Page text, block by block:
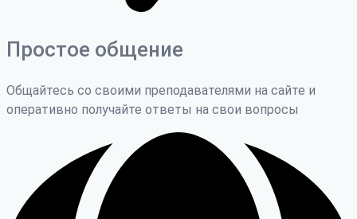
Простое общение
Общайтесь со своими преподавателями на сайте и
оперативно получайте ответы на свои вопросы